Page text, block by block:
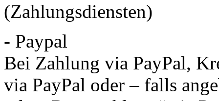
(Zahlungsdiensten)
- Paypal
Bei Zahlung via PayPal,
via PayPal oder – falls